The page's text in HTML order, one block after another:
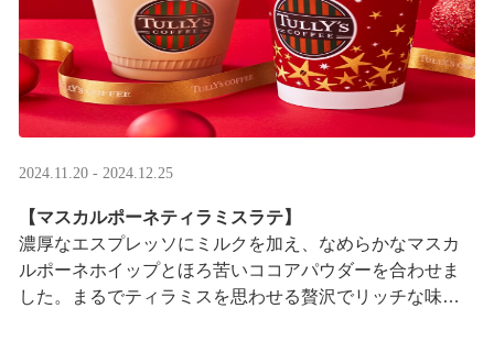
2024.11.20 - 2024.12.25
【マスカルポーネティラミスラテ】
濃厚なエスプレッソにミルクを加え、なめらかなマスカ
ルポーネホイップとほろ苦いココアパウダーを合わせま
した。まるでティラミスを思わせる贅沢でリッチな味わ